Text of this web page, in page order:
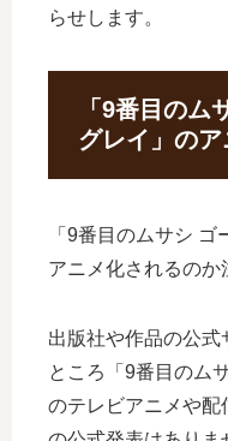
らせします。
「9番目のム
グレイ」の
「9番目のムサシ
アニメ化されるのか
出版社や作品の公
ところ「9番目のム
のテレビアニメや配